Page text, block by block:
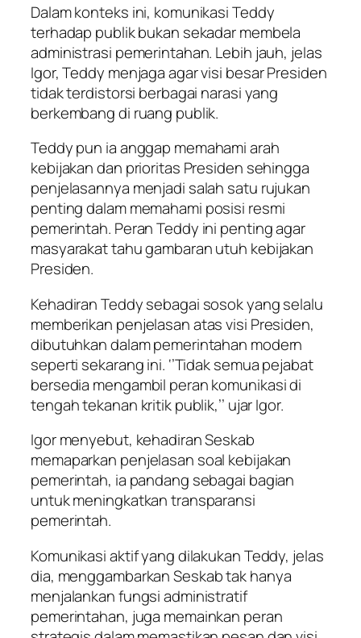
Dalam konteks ini, komunikasi Teddy
terhadap publik bukan sekadar membela
administrasi pemerintahan. Lebih jauh, jelas
Igor, Teddy menjaga agar visi besar Presiden
tidak terdistorsi berbagai narasi yang
berkembang di ruang publik.
Teddy pun ia anggap memahami arah
kebijakan dan prioritas Presiden sehingga
penjelasannya menjadi salah satu rujukan
penting dalam memahami posisi resmi
pemerintah. Peran Teddy ini penting agar
masyarakat tahu gambaran utuh kebijakan
Presiden.
Kehadiran Teddy sebagai sosok yang selalu
memberikan penjelasan atas visi Presiden,
dibutuhkan dalam pemerintahan modern
seperti sekarang ini. ‘’Tidak semua pejabat
bersedia mengambil peran komunikasi di
tengah tekanan kritik publik,’’ ujar Igor.
Igor menyebut, kehadiran Seskab
memaparkan penjelasan soal kebijakan
pemerintah, ia pandang sebagai bagian
untuk meningkatkan transparansi
pemerintah.
Komunikasi aktif yang dilakukan Teddy, jelas
dia, menggambarkan Seskab tak hanya
menjalankan fungsi administratif
pemerintahan, juga memainkan peran